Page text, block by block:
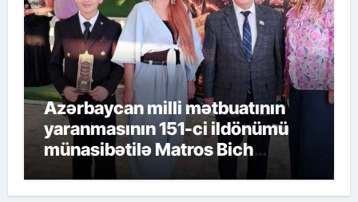
Azərbaycan milli mətbuatının
yaranmasının 151-ci ildönümü
münasibətilə Matros Bich
Restoranında möhtəşəm tədbir
keçirildi